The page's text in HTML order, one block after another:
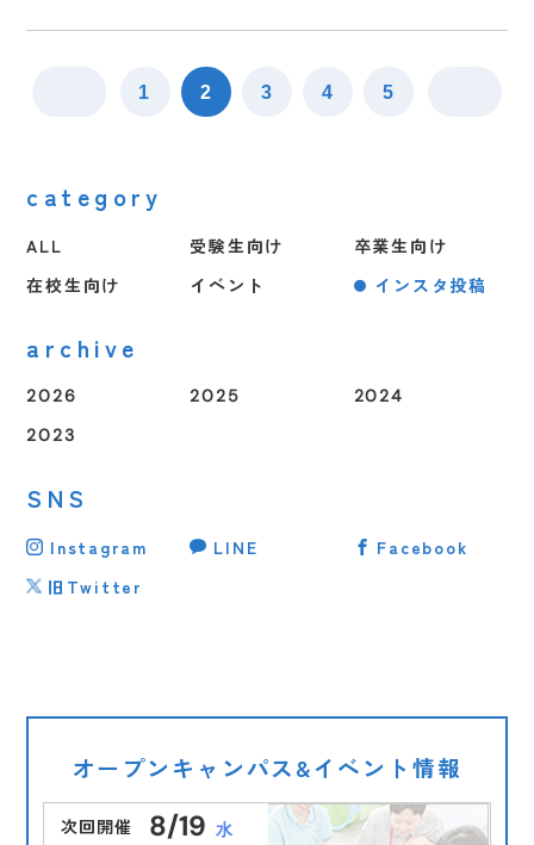
category
ALL 受験生向け
卒業生向け
在校生向け
イベント インスタ投稿
archive
2026 2025
2024
2023
SNS
Instagram LINE
Facebook
旧Twitter
33
1 2 3 4 5
オープンキャンパス&イベント情報
次回開催 8/19 水